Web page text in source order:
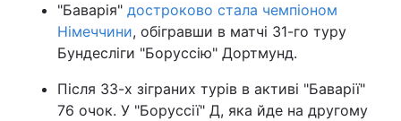
"Баварія" достроково стала чемпіоном
Німеччини, обігравши в матчі 31-го туру
Бундесліги "Боруссію" Дортмунд.
Після 33-х зіграних турів в активі "Баварії"
76 очок. У "Боруссії" Д, яка йде на другому